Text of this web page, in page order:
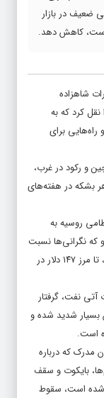
ضعیف در بازار
است، کاهش دهد.
شاهزاده
نقل کرد که به
راه‌هایی برای
و رکود در غرب،
هر بشکه، به حدود ۹۵ دلار در هر بشکه در هفته‌های
روسیه به
که نگرانی‌ها نسبت
به تکرار بحران انرژی مشابه دهه ۱۹۷۰ را برانگیخت، تا مرز ۱۴۷ دلار در
آتی نفت، گرفتار
بسیار شدید شده و
است.
مدرک که درباره
بایکوت و سقف
شده است، سقوط